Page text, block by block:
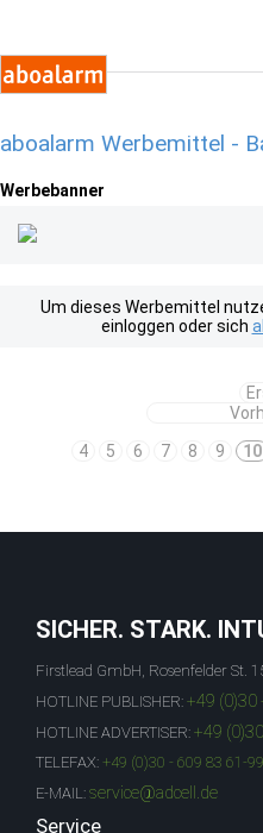
aboalarm Werbemittel -
Werbebanner
Um dieses Werbemittel
einloggen oder sich
4
5 6 7 8 9 10
SICHER. STARK.
Firstlead GmbH, Rosenfelder St.
HOTLINE PUBLISHER: +49 (0)30
HOTLINE ADVERTISER: +49
TELEFAX: +49 (0)30 - 609 83 61-99
E-MAIL: service@adcell.de
Service